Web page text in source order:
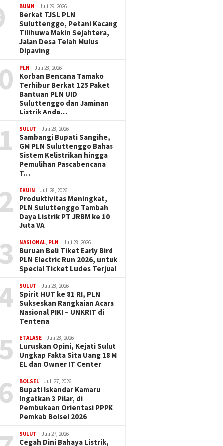
BUMN Juli 29, 2026
Berkat TJSL PLN
Suluttenggo, Petani Kacang
Tilihuwa Makin Sejahtera,
Jalan Desa Telah Mulus
Dipaving
PLN Juli 28, 2026
Korban Bencana Tamako
Terhibur Berkat 125 Paket
Bantuan PLN UID
Suluttenggo dan Jaminan
Listrik Anda…
SULUT Juli 28, 2026
Sambangi Bupati Sangihe,
GM PLN Suluttenggo Bahas
Sistem Kelistrikan hingga
Pemulihan Pascabencana
T…
EKUIN Juli 28, 2026
Produktivitas Meningkat,
PLN Suluttenggo Tambah
Daya Listrik PT JRBM ke 10
Juta VA
NASIONAL PLN Juli 28, 2026
Buruan Beli Tiket Early Bird
PLN Electric Run 2026, untuk
Special Ticket Ludes Terjual
SULUT Juli 28, 2026
Spirit HUT ke 81 RI, PLN
Sukseskan Rangkaian Acara
Nasional PIKI – UNKRIT di
Tentena
ETALASE Juli 28, 2026
Luruskan Opini, Kejati Sulut
Ungkap Fakta Sita Uang 18 M
EL dan Owner IT Center
BOLSEL Juli 27, 2026
Bupati Iskandar Kamaru
Ingatkan 3 Pilar, di
Pembukaan Orientasi PPPK
Pemkab Bolsel 2026
SULUT Juli 27, 2026
Cegah Dini Bahaya Listrik,